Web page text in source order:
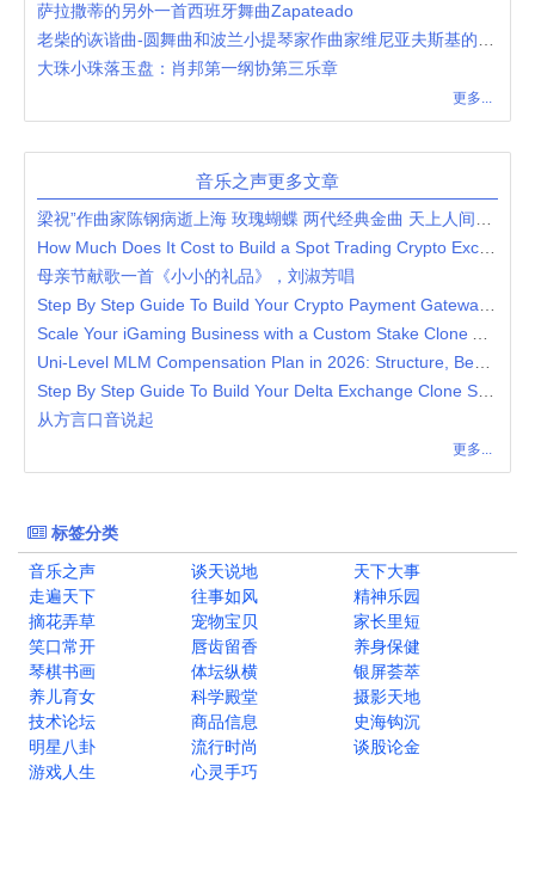
萨拉撒蒂的另外一首西班牙舞曲Zapateado
老柴的诙谐曲-圆舞曲和波兰小提琴家作曲家维尼亚夫斯基的诙谐曲-塔兰泰拉舞曲
大珠小珠落玉盘：肖邦第一纲协第三乐章
更多...
音乐之声更多文章
梁祝”作曲家陈钢病逝上海 玫瑰蝴蝶 两代经典金曲 天上人间共圆梦
How Much Does It Cost to Build a Spot Trading Crypto Exchange?
母亲节献歌一首《小小的礼品》，刘淑芳唱
Step By Step Guide To Build Your Crypto Payment Gateway Platform
Scale Your iGaming Business with a Custom Stake Clone App Solution
Uni-Level MLM Compensation Plan in 2026: Structure, Benefits & Strategy
Step By Step Guide To Build Your Delta Exchange Clone Script
从方言口音说起
更多...
标签分类
音乐之声
谈天说地
天下大事
走遍天下
往事如风
精神乐园
摘花弄草
宠物宝贝
家长里短
笑口常开
唇齿留香
养身保健
琴棋书画
体坛纵横
银屏荟萃
养儿育女
科学殿堂
摄影天地
技术论坛
商品信息
史海钩沉
明星八卦
流行时尚
谈股论金
游戏人生
心灵手巧